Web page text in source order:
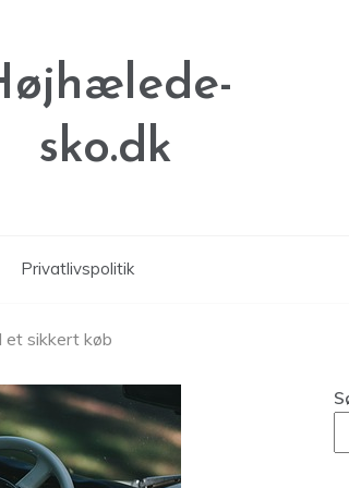
sko.dk
Privatlivspolitik
et sikkert køb